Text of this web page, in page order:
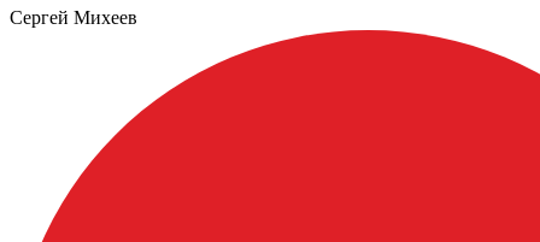
Сергей Михеев